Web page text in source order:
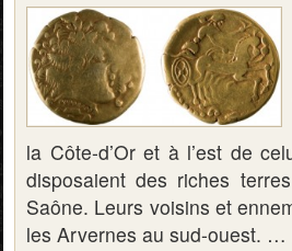
la Côte-d’Or et à l’est de
disposaient des riches
Saône. Leurs voisins et
les Arvernes au sud-ouest. …